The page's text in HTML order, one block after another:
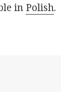
in Polish.